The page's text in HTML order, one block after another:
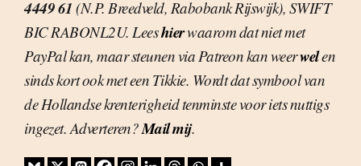
4449 61 (N.P. Breedveld, Rabobank Rijswijk), SWIFT
BIC RABONL2U. Leeshierwaarom dat niet met
PayPal kan, maar steunen via Patreon kan weerwelen
sinds kort ook met een Tikkie. Wordt dat symbool van
de Hollandse krenterigheid tenminste voor iets nuttigs
ingezet. Adverteren?Mail mij.